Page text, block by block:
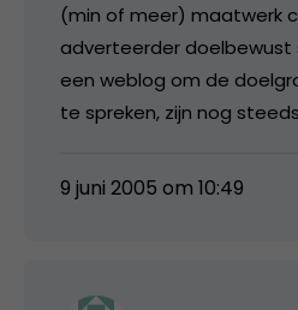
(min of meer) maatwerk
adverteerder
een weblog om de
te spreken, zijn nog
9 juni 2005 om 10:49